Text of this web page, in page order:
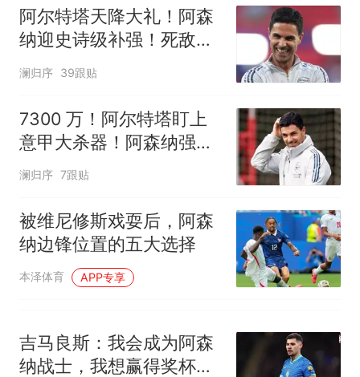
线一圈，还曾两次到中国寻根
母瘫痪 轰-6J实力有多强？
5万的小车卖不动，40万以上
空调24小时开着反而更省电？
大雨将至一家老小6分钟抢收完
1千斤稻谷
十多万人报名的考试，成绩
全部作废，公平么？
阿尔特塔天降大礼！阿森
纳迎史诗级补强！死敌王
牌主动示好
澜归序 39跟贴
7300 万！阿尔特塔盯上
意甲大杀器！阿森纳强攻
国米神锋
澜归序 7跟贴
被维尼修斯戏耍后，阿森
纳边锋位置的五大选择
本泽体育 APP专享
吉马良斯：我会成为阿森
纳战士，我想赢得奖杯，